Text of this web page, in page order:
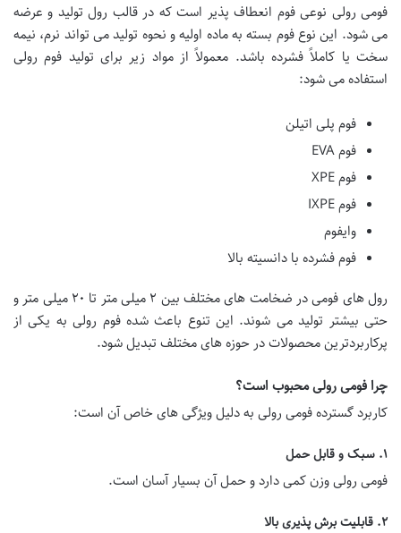
فومی رولی نوعی فوم انعطاف پذیر است که در قالب رول تولید و عرضه
می شود. این نوع فوم بسته به ماده اولیه و نحوه تولید می تواند نرم، نیمه
سخت یا کاملاً فشرده باشد. معمولاً از مواد زیر برای تولید فوم رولی
استفاده می شود:
فوم پلی اتیلن
فوم EVA
فوم XPE
فوم IXPE
وایفوم
فوم فشرده با دانسیته بالا
رول های فومی در ضخامت های مختلف بین ۲ میلی متر تا ۲۰ میلی متر و
حتی بیشتر تولید می شوند. این تنوع باعث شده فوم رولی به یکی از
پرکاربردترین محصولات در حوزه های مختلف تبدیل شود.
چرا فومی رولی محبوب است؟
کاربرد گسترده فومی رولی به دلیل ویژگی های خاص آن است:
۱. سبک و قابل حمل
فومی رولی وزن کمی دارد و حمل آن بسیار آسان است.
۲. قابلیت برش پذیری بالا